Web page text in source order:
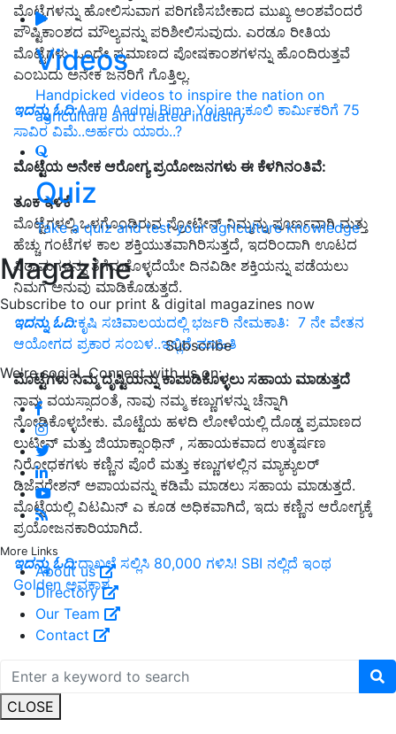
Videos
Handpicked videos to inspire the nation on
agriculture and related industry
Quiz
Take a quiz and test your agriculture knowledge
Magazine
Subscribe to our print & digital magazines now
Subscribe
We're social. Connect with us on:
More Links
About us
Directory
Our Team
Contact
CLOSE
ಮೊಟ್ಟೆಗಳನ್ನು ಹೋಲಿಸುವಾಗ ಪರಿಗಣಿಸಬೇಕಾದ ಮುಖ್ಯ ಅಂಶವೆಂದರೆ
ಪೌಷ್ಟಿಕಾಂಶದ ಮೌಲ್ಯವನ್ನು ಪರಿಶೀಲಿಸುವುದು. ಎರಡೂ ರೀತಿಯ
ಮೊಟ್ಟೆಗಳು ಒಂದೇ ಪ್ರಮಾಣದ ಪೋಷಕಾಂಶಗಳನ್ನು ಹೊಂದಿರುತ್ತವೆ
ಎಂಬುದು ಅನೇಕ ಜನರಿಗೆ ಗೊತ್ತಿಲ್ಲ.
ಇದನ್ನು ಓದಿ:Aam Aadmi Bima Yojana:ಕೂಲಿ ಕಾರ್ಮಿಕರಿಗೆ 75
ಸಾವಿರ ವಿಮೆ..ಅರ್ಹರು ಯಾರು..?
ಮೊಟ್ಟೆಯ ಅನೇಕ ಆರೋಗ್ಯ ಪ್ರಯೋಜನಗಳು ಈ ಕೆಳಗಿನಂತಿವೆ:
ತೂಕ ಇಳಿಕೆ
ಮೊಟ್ಟೆಗಳಲ್ಲಿ ಒಳಗೊಂಡಿರುವ ಪ್ರೋಟೀನ್ ನಿಮ್ಮನ್ನು ಪೂರ್ಣವಾಗಿ ಮತ್ತು
ಹೆಚ್ಚು ಗಂಟೆಗಳ ಕಾಲ ಶಕ್ತಿಯುತವಾಗಿರಿಸುತ್ತದೆ, ಇದರಿಂದಾಗಿ ಊಟದ
ವಿರಾಮಗಳನ್ನು ತೆಗೆದುಕೊಳ್ಳದೆಯೇ ದಿನವಿಡೀ ಶಕ್ತಿಯನ್ನು ಪಡೆಯಲು
ನಿಮಗೆ ಅನುವು ಮಾಡಿಕೊಡುತ್ತದೆ.
ಇದನ್ನು ಓದಿ:ಕೃಷಿ ಸಚಿವಾಲಯದಲ್ಲಿ ಭರ್ಜರಿ ನೇಮಕಾತಿ: 7 ನೇ ವೇತನ
ಆಯೋಗದ ಪ್ರಕಾರ ಸಂಬಳ..ಇಲ್ಲಿದೆ ಮಾಹಿತಿ
ಮೊಟ್ಟೆಗಳು ನಿಮ್ಮ ದೃಷ್ಟಿಯನ್ನು ಕಾಪಾಡಿಕೊಳ್ಳಲು ಸಹಾಯ ಮಾಡುತ್ತದೆ
ನಾವು ವಯಸ್ಸಾದಂತೆ, ನಾವು ನಮ್ಮ ಕಣ್ಣುಗಳನ್ನು ಚೆನ್ನಾಗಿ
ನೋಡಿಕೊಳ್ಳಬೇಕು. ಮೊಟ್ಟೆಯ ಹಳದಿ ಲೋಳೆಯಲ್ಲಿ ದೊಡ್ಡ ಪ್ರಮಾಣದ
ಲುಟೀನ್ ಮತ್ತು ಜಿಯಾಕ್ಸಾಂಥಿನ್ , ಸಹಾಯಕವಾದ ಉತ್ಕರ್ಷಣ
ನಿರೋಧಕಗಳು ಕಣ್ಣಿನ ಪೊರೆ ಮತ್ತು ಕಣ್ಣುಗಳಲ್ಲಿನ ಮ್ಯಾಕ್ಯುಲರ್
ಡಿಜೆನರೇಶನ್ ಅಪಾಯವನ್ನು ಕಡಿಮೆ ಮಾಡಲು ಸಹಾಯ ಮಾಡುತ್ತದೆ.
ಮೊಟ್ಟೆಯಲ್ಲಿ ವಿಟಮಿನ್ ಎ ಕೂಡ ಅಧಿಕವಾಗಿದೆ, ಇದು ಕಣ್ಣಿನ ಆರೋಗ್ಯಕ್ಕೆ
ಪ್ರಯೋಜನಕಾರಿಯಾಗಿದೆ.
ಇದನ್ನು ಓದಿ:ದಾಖಲೆ ಸಲ್ಲಿಸಿ 80,000 ಗಳಿಸಿ! SBI ನಲ್ಲಿದೆ ಇಂಥ
Golden ಅವಕಾಶ